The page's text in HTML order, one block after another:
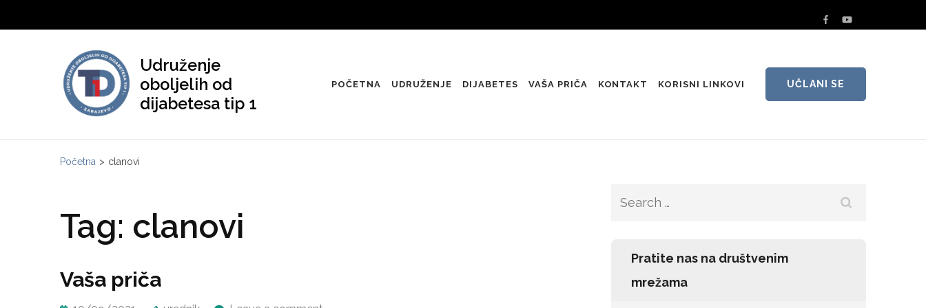
to
Udruženje
oboljelih od
dijabetesa tip 1
POČETNA UDRUŽENJE DIJABETES VAŠA PRIČA KONTAKT KORISNI LINKOVI UČLANI SE
Početna > clanovi
Tag: clanovi
Vaša priča
Search
Pratite nas na društvenim
mrežama